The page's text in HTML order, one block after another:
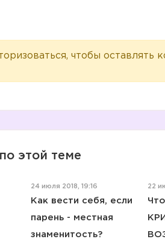
чтобы оставлять
этой теме
24 июля 2018, 19:16
Как вести себя, если
парень - местная
знаменитость?
22